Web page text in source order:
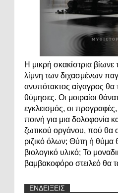
Η μικρή σκακίστρια βίωνε
λίμνη των διχασμένων
ανυπότακτος αίγαγρος θα
θύμησες. Οι μοιραίοι
εγκλεισμός, οι
ποινή για μια δολοφονία
ζωτικού οργάνου, πού θα
ριζικό όλων; Θύτη ή θύμα
βιολογικό υλικό; Το
βαμβακοφόρο στειλεό θα
ΕΝΔΕΙΞΕΙΣ